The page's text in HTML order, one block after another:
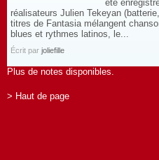
été
réalisateurs Julien Tekeyan
titres de Fantasia mélangent
blues et rythmes latinos, le...
Écrit par joliefille
Plus de notes disponibles.
> Haut de page